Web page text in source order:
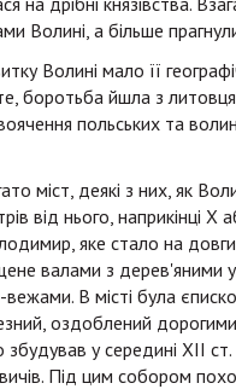
Волині, а більше
Волині мало її
боротьба йшла з
польських та
міст, деякі з них, як
від нього, наприкінці
яке стало на
валами з дерев'яними
В місті була
оздоблений
збудував у середині XII
Під цим собором